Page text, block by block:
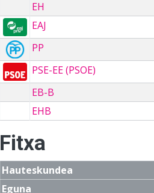
EH
EAJ
PP
PSE-EE (PSOE)
EB-B
EHB
Fitxa
Hauteskundea
Eguna